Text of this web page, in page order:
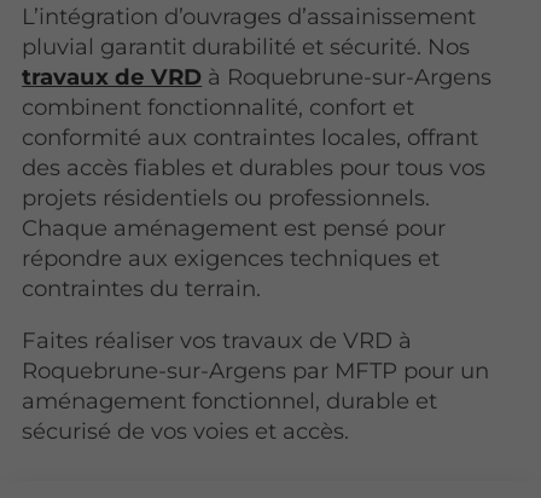
L’intégration d’ouvrages d’assainissement
pluvial garantit durabilité et sécurité. Nos
travaux de VRD à Roquebrune-sur-Argens
combinent fonctionnalité, confort et
conformité aux contraintes locales, offrant
des accès fiables et durables pour tous vos
projets résidentiels ou professionnels.
Chaque aménagement est pensé pour
répondre aux exigences techniques et
contraintes du terrain.
Faites réaliser vos travaux de VRD à
Roquebrune-sur-Argens par MFTP pour un
aménagement fonctionnel, durable et
sécurisé de vos voies et accès.